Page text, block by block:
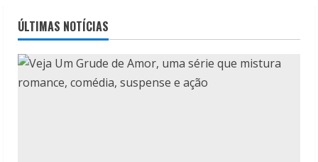
ÚLTIMAS NOTÍCIAS